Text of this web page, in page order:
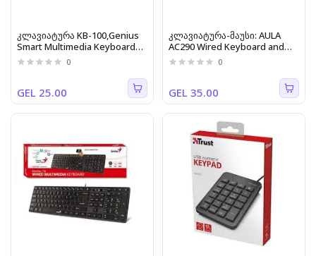
კლავიატურა KB-100,Genius
Smart Multimedia Keyboard
USB Black
0
GEL 25.00
კლავიატურა-მაუსი: AULA
AC290 Wired Keyboard and
Mouse Combo Black
0
GEL 35.00